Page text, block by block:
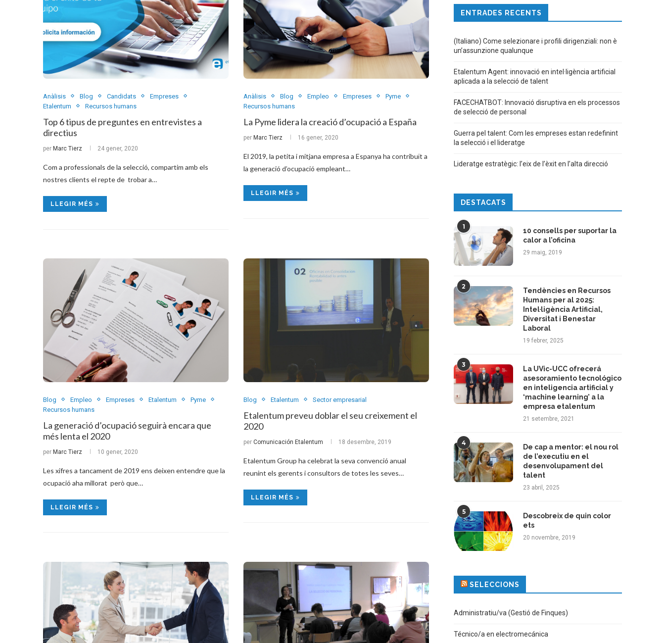
Anàlisis Blog Candidats
Empreses
Etalentum
Recursos humans
Top 6 tipus de preguntes en entrevistes a
directius
per Marc Tierz 24 gener, 2020
Com a professionals de la selecció, compartim amb els
nostres clients el repte de trobar a…
LLEGIR MÉS
Anàlisis Blog Empleo Empreses
Pyme
Recursos humans
La Pyme lidera la creació d’ocupació a España
perMarc Tierz 16 gener, 2020
El 2019, la petita i mitjana empresa a Espanya ha contribuït a
la generació d’ocupació empleant…
LLEGIR MÉS
Blog Empleo Empreses Etalentum
Pyme
Recursos humans
La generació d’ocupació seguirà encara que
més lenta el 2020
per Marc Tierz 10 gener, 2020
Les xifres a tancament de 2019 ens deixen entendre que la
ocupació aha millorat però que…
LLEGIR MÉS
Blog Etalentum Sector empresarial
Etalentum preveu doblar el seu creixement el
2020
perComunicación Etalentum 18 desembre, 2019
Etalentum Group ha celebrat la seva convenció anual
reunint els gerents i consultors de totes les seves…
LLEGIR MÉS
ENTRADES RECENTS
(Italiano) Come selezionare i profili dirigenziali: non è
un’assunzione qualunque
Etalentum Agent: innovació en intel·ligència artificial
aplicada a la selecció de talent
FACECHATBOT: Innovació disruptiva en els processos
de selecció de personal
Guerra pel talent: Com les empreses estan redefinint
la selecció i el lideratge
Lideratge estratègic: l’eix de l’èxit en l’alta direcció
DESTACATS
1
10 consells per suportar la
calor a l’oficina
29 maig, 2019
2
Tendències en Recursos
Humans per al 2025:
Intel·ligència Artificial,
Diversitat i Benestar
Laboral
19 febrer, 2025
3
La UVic-UCC ofrecerá
asesoramiento tecnológico
en inteligencia artificial y
‘machine learning’ a la
empresa etalentum
21 setembre, 2021
4
De cap a mentor: el nou rol
de l’executiu en el
desenvolupament del
talent
23 abril, 2025
5
Descobreix de quin color
ets
20 novembre, 2019
SELECCIONS
Administratiu/va (Gestió de Finques)
Técnico/a en electromecánica